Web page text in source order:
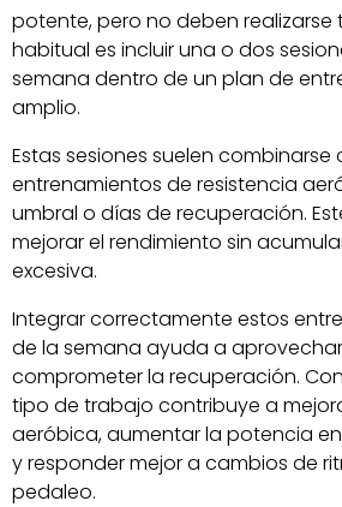
potente, pero no deben realizarse
habitual es incluir una o dos
semana dentro de un plan de
amplio.
Estas sesiones suelen combinarse
entrenamientos de resistencia
umbral o días de recuperación.
mejorar el rendimiento sin
excesiva.
Integrar correctamente estos
de la semana ayuda a
comprometer la recuperación.
tipo de trabajo contribuye a
aeróbica, aumentar la potencia
y responder mejor a cambios de
pedaleo.